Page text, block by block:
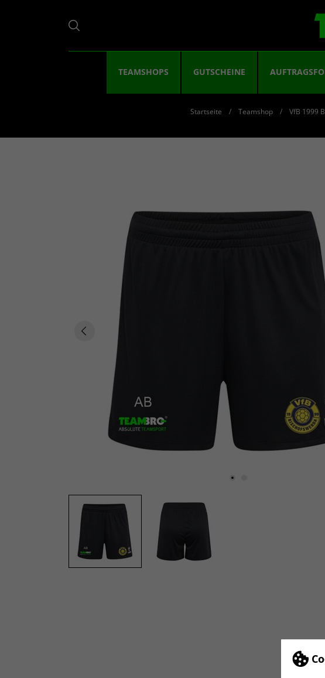
TEAMSHOPS GUTSCHEINE
Startseite Teamshop VfB 1999